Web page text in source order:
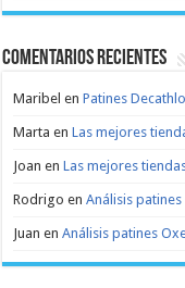
Comentarios recientes
Maribel enPatines
Marta enLas mejores
Joan enLas mejores
Rodrigo enAnálisis
Juan enAnálisis patines